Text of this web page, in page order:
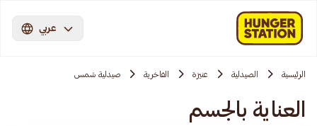
عربي
الرئيسية الصيدلية عنيزة الفاخرية صيدلية شمس
العناية بالجسم